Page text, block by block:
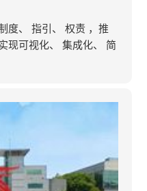
度、 指引、 权责 ，推
现可视化、 集成化、 简